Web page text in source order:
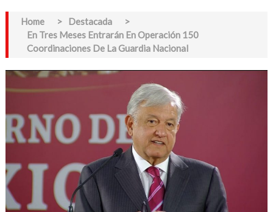
Home > Destacada
>
En Tres Meses Entrarán En Operación 150
Coordinaciones De La Guardia Nacional